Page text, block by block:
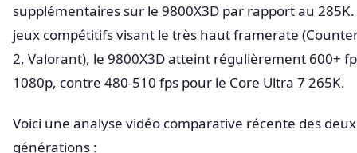
supplémentaires sur le 9800X3D par rapport au
jeux compétitifs visant le très haut framerate
2, Valorant), le 9800X3D atteint régulièrement 600+
1080p, contre 480-510 fps pour le Core Ultra 7 265K.
Voici une analyse vidéo comparative récente des deux
générations :